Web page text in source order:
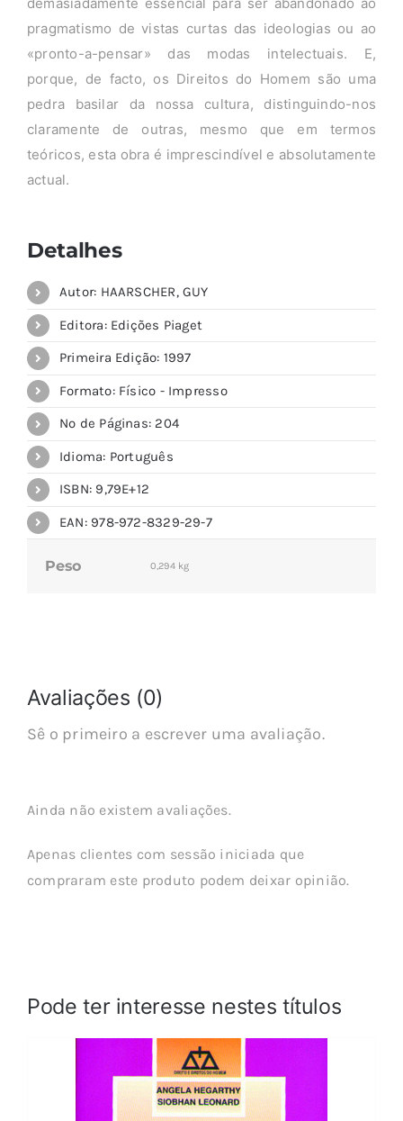
demasiadamente essencial para ser abandonado ao
pragmatismo de vistas curtas das ideologias ou ao
«pronto-a-pensar» das modas intelectuais. E,
porque, de facto, os Direitos do Homem são uma
pedra basilar da nossa cultura, distinguindo-nos
claramente de outras, mesmo que em termos
teóricos, esta obra é imprescindível e absolutamente
actual.
Detalhes
Autor: HAARSCHER, GUY
Editora: Edições Piaget
Primeira Edição: 1997
Formato: Físico - Impresso
Nº de Páginas: 204
Idioma: Português
ISBN: 9,79E+12
EAN: 978-972-8329-29-7
Peso 0,294 kg
Avaliações (0)
Sê o primeiro a escrever uma avaliação.
Ainda não existem avaliações.
Apenas clientes com sessão iniciada que
compraram este produto podem deixar opinião.
Pode ter interesse nestes títulos